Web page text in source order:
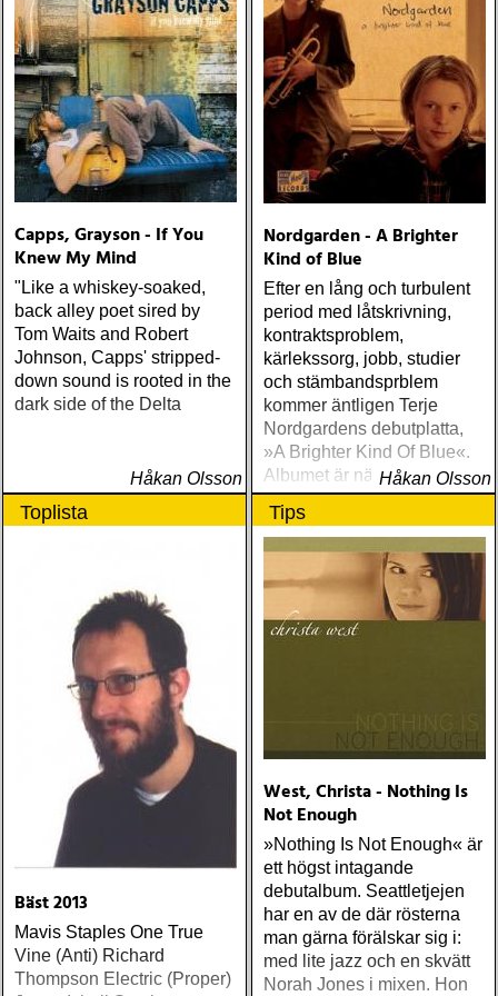
Capps, Grayson - If You
Knew My Mind
"Like a whiskey-soaked,
back alley poet sired by
Tom Waits and Robert
Johnson, Capps' stripped-
down sound is rooted in the
dark side of the Delta
Håkan Olsson
Nordgarden - A Brighter
Kind of Blue
Efter en lång och turbulent
period med låtskrivning,
kontraktsproblem,
kärlekssorg, jobb, studier
och stämbandsprblem
kommer äntligen Terje
Nordgardens debutplatta,
»A Brighter Kind Of Blue«.
Albumet är nära, enkelt och
ärligt och handlar om
upplevelser och historier
Håkan Olsson
Toplista
Bäst 2013
Mavis Staples One True
Vine (Anti) Richard
Thompson Electric (Proper)
Tips
West, Christa - Nothing Is
Not Enough
»Nothing Is Not Enough« är
ett högst intagande
debutalbum. Seattletjejen
har en av de där rösterna
man gärna förälskar sig i:
med lite jazz och en skvätt
Norah Jones i mixen. Hon